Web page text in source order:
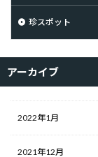
珍スポット
アーカイブ
2022年1月
2021年12月